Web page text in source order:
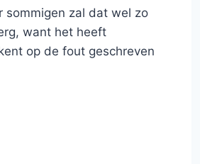
sommigen zal dat wel zo
want het heeft
op de fout geschreven